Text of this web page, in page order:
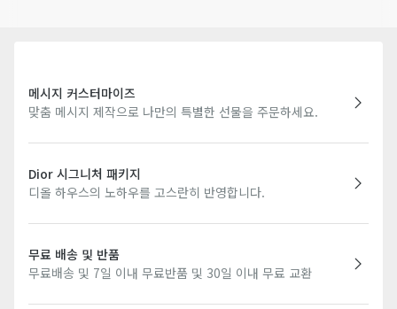
메시지 커스터마이즈
맞춤 메시지 제작으로 나만의 특별한 선물을 주문하세요.
Dior 시그니처 패키지
디올 하우스의 노하우를 고스란히 반영합니다.
무료 배송 및 반품
무료배송 및 7일 이내 무료반품 및 30일 이내 무료 교환